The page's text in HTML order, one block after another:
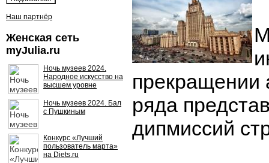
Наш партнёр
Женская сеть
myJulia.ru
Ночь музеев 2024.
Народное искусство на
высшем уровне
Ночь музеев 2024. Бал
с Пушкиным
Конкурс «Лучший
пользователь марта»
на Diets.ru
прекращении
ряда
дипмиссий